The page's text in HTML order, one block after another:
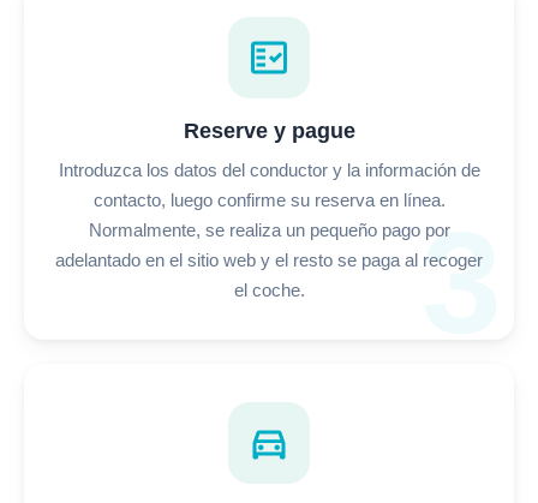
3
fact_check
Reserve y pague
Introduzca los datos del conductor y la información de
contacto, luego confirme su reserva en línea.
Normalmente, se realiza un pequeño pago por
adelantado en el sitio web y el resto se paga al recoger
el coche.
directions_car